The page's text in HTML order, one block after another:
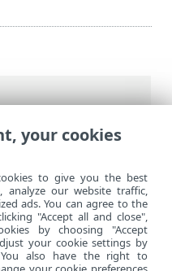
Mail Security>
your cookies
to give you the best
analyze our website traffic,
ads. You can agree to the
"Accept all and close",
by choosing "Accept
your cookie settings by
You also have the right to